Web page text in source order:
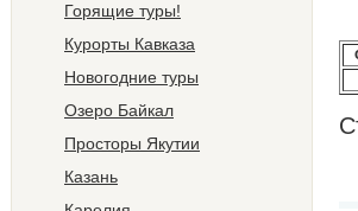
Горящие туры!
Курорты Кавказа
Новогодние туры
Озеро Байкал
Просторы Якутии
Казань